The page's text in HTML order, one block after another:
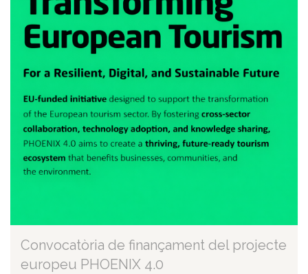
Convocatòria de finançament del projecte
europeu PHOENIX 4.0